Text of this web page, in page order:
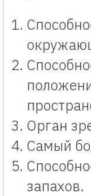
Орган
Самый
запахов.